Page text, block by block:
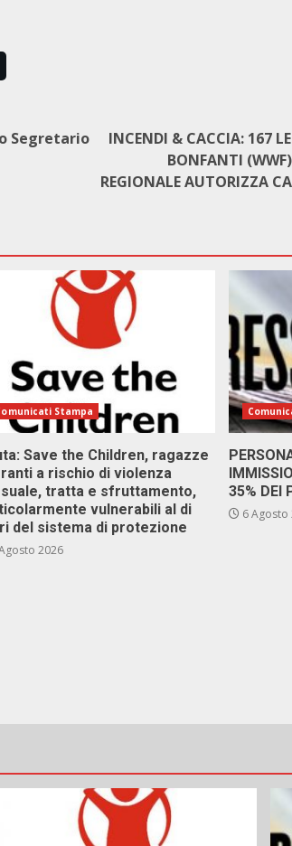
Segretario
INCENDI & CACCIA: 167
BONFANTI
REGIONALE AUTORIZZA
Stampa
Save the Children, ragazze
a rischio di violenza
tratta e sfruttamento,
vulnerabili al di
del sistema di protezione
2026
35% DEI
6 Agosto